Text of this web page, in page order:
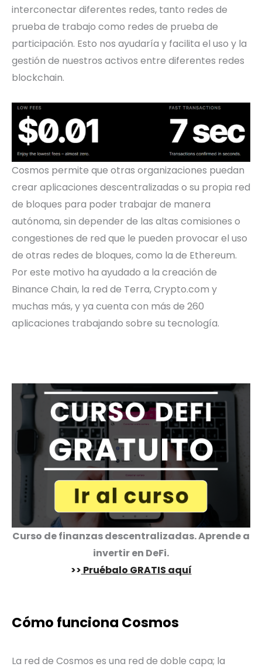
interconectar diferentes redes, tanto redes de
prueba de trabajo como redes de prueba de
participación. Esto nos ayudaría y facilita el uso y la
gestión de nuestros activos entre diferentes redes
blockchain.
Cosmos permite que otras organizaciones puedan
crear aplicaciones descentralizadas o su propia red
de bloques para poder trabajar de manera
autónoma, sin depender de las altas comisiones o
congestiones de red que le pueden provocar el uso
de otras redes de bloques, como la de Ethereum.
Por este motivo ha ayudado a la creación de
Binance Chain, la red de Terra, Crypto.com y
muchas más, y ya cuenta con más de 260
aplicaciones trabajando sobre su tecnología.
Curso de finanzas descentralizadas. Aprende a
invertir en DeFi.
>> Pruébalo GRATIS aquí
Cómo funciona Cosmos
La red de Cosmos es una red de doble capa; la